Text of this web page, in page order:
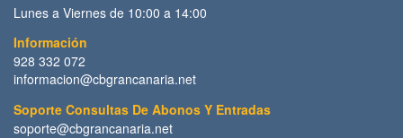
Lunes a Viernes de 10:00 a 14:00
Información
928 332 072
informacion@cbgrancanaria.net
Soporte Consultas De Abonos Y Entradas
soporte@cbgrancanaria.net